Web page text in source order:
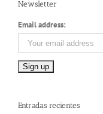
Newsletter
Email address:
Entradas recientes